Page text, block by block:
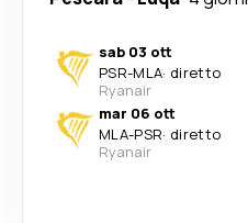
sab 03 ott
PSR-MLA· diretto
Ryanair
mar 06 ott
MLA-PSR· diretto
Ryanair